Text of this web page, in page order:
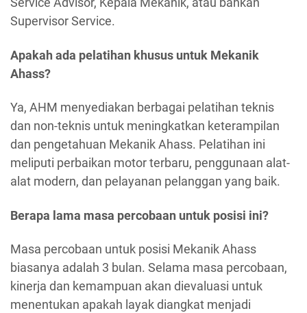
Supervisor Service.
Apakah ada pelatihan khusus untuk Mekanik
Ahass?
Ya, AHM menyediakan berbagai pelatihan teknis
dan non-teknis untuk meningkatkan keterampilan
dan pengetahuan Mekanik Ahass. Pelatihan ini
meliputi perbaikan motor terbaru, penggunaan alat-
alat modern, dan pelayanan pelanggan yang baik.
Berapa lama masa percobaan untuk posisi ini?
Masa percobaan untuk posisi Mekanik Ahass
biasanya adalah 3 bulan. Selama masa percobaan,
kinerja dan kemampuan akan dievaluasi untuk
menentukan apakah layak diangkat menjadi